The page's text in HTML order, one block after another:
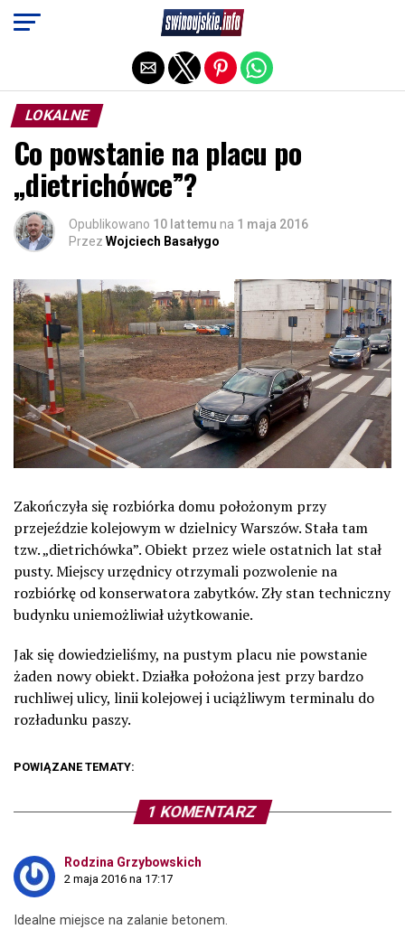
LOKALNE
Co powstanie na placu po
„dietrichówce”?
Opublikowano 10 lat temu na 1 maja 2016
Przez Wojciech Basałygo
Zakończyła się rozbiórka domu położonym przy
przejeździe kolejowym w dzielnicy Warszów. Stała tam
tzw. „dietrichówka”. Obiekt przez wiele ostatnich lat stał
pusty. Miejscy urzędnicy otrzymali pozwolenie na
rozbiórkę od konserwatora zabytków. Zły stan techniczny
budynku uniemożliwiał użytkowanie.
Jak się dowiedzieliśmy, na pustym placu nie powstanie
żaden nowy obiekt. Działka położona jest przy bardzo
ruchliwej ulicy, linii kolejowej i uciążliwym terminalu do
rozładunku paszy.
POWIĄZANE TEMATY:
1 KOMENTARZ
Rodzina Grzybowskich
2 maja 2016 na 17:17
Idealne miejsce na zalanie betonem.
Exit mobile version